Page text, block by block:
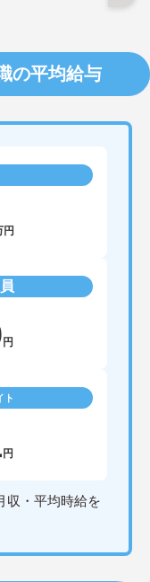
の平均給与
円
円
ト
円
収・平均時給を